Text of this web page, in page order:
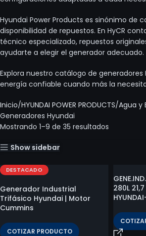
Hyundai Power Products es sinónimo de
disponibilidad de repuestos. En HyCR
técnico especializado, repuestos
ayudarte a elegir el generador adecuado.
Explora nuestro catálogo de generadores
energía confiable cuando más la
Inicio HYUNDAI POWER PRODUCTS Agua y
Generadores Hyundai
Mostrando 1–9 de 35 resultados
Show sidebar
DESTACADO
Generador Industrial
Trifásico Hyundai | Motor
Cummins
COTIZAR PRODUCTO
280L